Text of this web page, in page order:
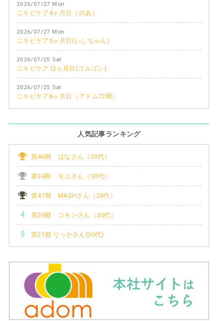
2026/07/27 Mon
ニキビケア4ヶ月目（のあ）
2026/07/27 Mon
ニキビケア5ヶ月目(いしちゃん)
2026/07/25 Sat
ニキビケア12ヶ月目(ゴルゴン)
2026/07/25 Sat
ニキビケア8ヶ月目（アドム72期）
人気記事ランキング
第46期 はなさん（20代）
第34期 モコさん（30代）
第41期 MASHさん（20代）
第39期 コキンさん（30代）
第21期 りっかさん(30代)